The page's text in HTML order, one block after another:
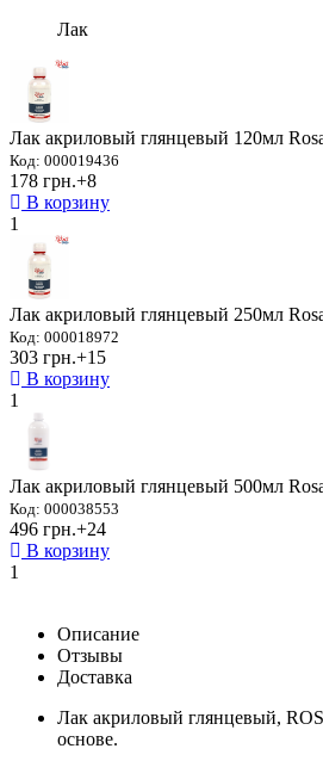
Лак
Лак акриловый глянцевый 120мл
Код: 000019436
178 грн.+8
В корзину
1
Лак акриловый глянцевый 250мл
Код: 000018972
303 грн.+15
В корзину
1
Лак акриловый глянцевый 500мл
Код: 000038553
496 грн.+24
В корзину
1
Описание
Отзывы
Доставка
Лак акриловый глянцевый,
основе.